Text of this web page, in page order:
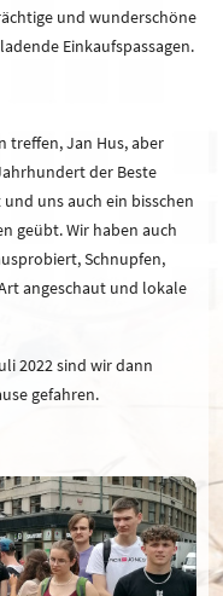
und wunderschöne
Einkaufspassagen.
treffen, Jan Hus, aber
der Beste
uns auch ein bisschen
geübt. Wir haben auch
Schnupfen,
angeschaut und lokale
2022 sind wir dann
gefahren.